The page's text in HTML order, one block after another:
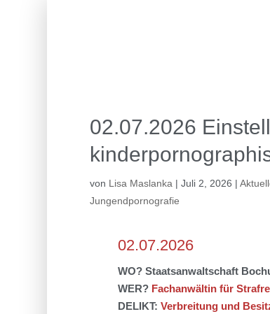
02.07.2026
von Lisa Maslanka| Juli 2, 2026 |
Jungendpornografie
02.07.2026
WO? Staatsanwaltschaft
WER? Fachanwältin für
DELIKT: Verbreitung und B